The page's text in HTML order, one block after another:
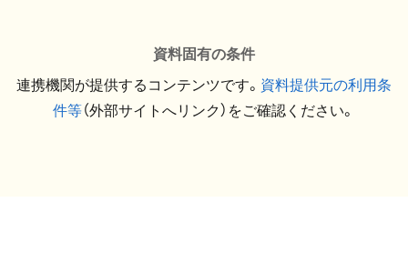
資料固有の条件
連携機関が提供するコンテンツです。 資料提供元の利用条
件等（外部サイトへリンク）をご確認ください。